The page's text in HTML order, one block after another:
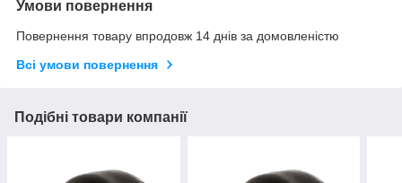
Умови повернення
Повернення товару впродовж 14 днів за домовленістю
Всі умови повернення
Подібні товари компанії